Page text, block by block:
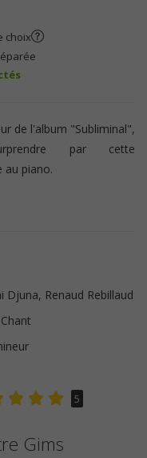
choix
de l'album "Subliminal",
par cette
au piano.
Djuna, Renaud Rebillaud
5
Gims